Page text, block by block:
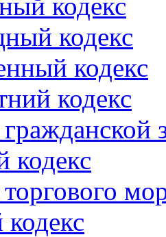
кодекс
кодекс
кодекс
гражданской
кодекс